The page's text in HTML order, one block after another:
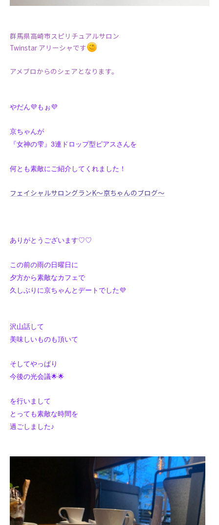
群馬県高崎市スピリチュアルサロン
Twinstar アリーシャです
アメブロからのシェアとなります。
やだん💜もぉ💜
京ちゃんが
『女神の雫』3連ドロップ型ピアスさんを
何とも素敵にご紹介してくれました！
フェイシャルサロングランK〜京ちゃんのブログ〜
ありがとうございます♡♡
この前の雨の日曜日に
夕方から素敵なカフェで
久しぶりに京ちゃんとデートでした💜
沢山話して
美味しいものも頂いて
そしてやっぱり
今後の光会議🌟🌟
を行いまして
とっても素敵な時間を
過ごしました♪